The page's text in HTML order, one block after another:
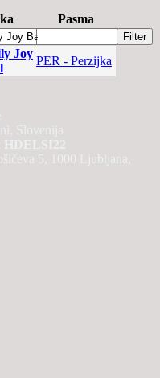
Pasma
Joy
PER - Perzijka